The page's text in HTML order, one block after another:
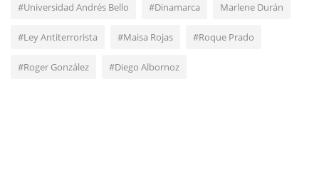
#Universidad Andrés Bello #Dinamarca Marlene Durán
#Ley Antiterrorista #Maisa Rojas #Roque Prado
#Roger González #Diego Albornoz